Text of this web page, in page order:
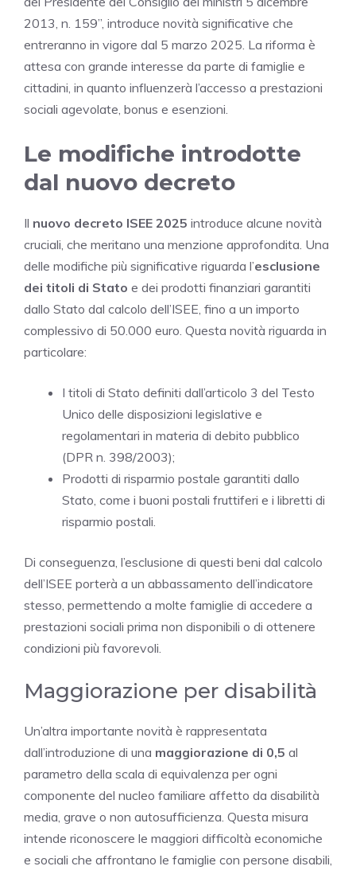
2013, n. 159”, introduce novità significative che
entreranno in vigore dal 5 marzo 2025. La riforma è
attesa con grande interesse da parte di famiglie e
cittadini, in quanto influenzerà l’accesso a prestazioni
sociali agevolate, bonus e esenzioni.
Le modifiche introdotte
dal nuovo decreto
Il nuovo decreto ISEE 2025 introduce alcune novità
cruciali, che meritano una menzione approfondita. Una
delle modifiche più significative riguarda l’esclusione
dei titoli di Stato e dei prodotti finanziari garantiti
dallo Stato dal calcolo dell’ISEE, fino a un importo
complessivo di 50.000 euro. Questa novità riguarda in
particolare:
I titoli di Stato definiti dall’articolo 3 del Testo
Unico delle disposizioni legislative e
regolamentari in materia di debito pubblico
(DPR n. 398/2003);
Prodotti di risparmio postale garantiti dallo
Stato, come i buoni postali fruttiferi e i libretti di
risparmio postali.
Di conseguenza, l’esclusione di questi beni dal calcolo
dell’ISEE porterà a un abbassamento dell’indicatore
stesso, permettendo a molte famiglie di accedere a
prestazioni sociali prima non disponibili o di ottenere
condizioni più favorevoli.
Maggiorazione per disabilità
Un’altra importante novità è rappresentata
dall’introduzione di una maggiorazione di 0,5 al
parametro della scala di equivalenza per ogni
componente del nucleo familiare affetto da disabilità
media, grave o non autosufficienza. Questa misura
intende riconoscere le maggiori difficoltà economiche
e sociali che affrontano le famiglie con persone disabili,